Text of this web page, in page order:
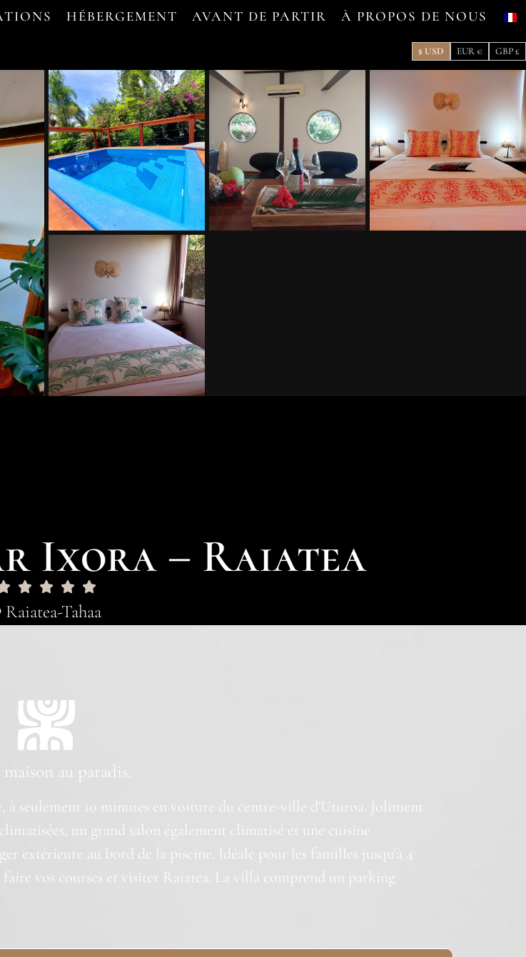
HÉBERGEMENT AVANT DE PARTIR À PROPOS DE NOUS
$ USD EUR € GBP £
Ixora – Raiatea
Raiatea-Tahaa
au paradis.
à seulement 10 minutes en voiture du centre-ville d'Uturoa. Joliment
un grand salon également climatisé et une cuisine
extérieure au bord de la piscine. Idéale pour les familles jusqu'à 4
vos courses et visiter Raiatea. La villa comprend un parking